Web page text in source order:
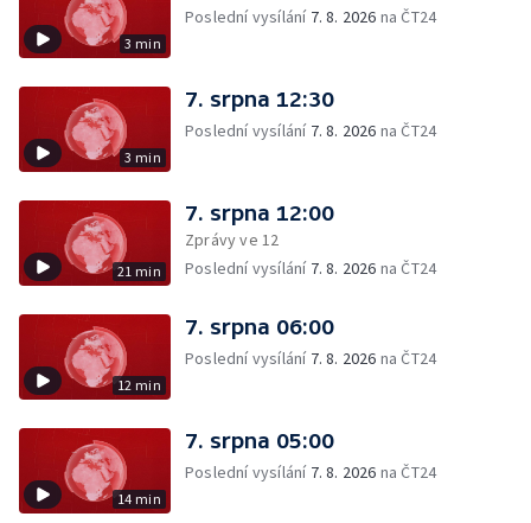
3 min
Poslední vysílání 7. 8. 2026 na ČT24
3 min
7. srpna 12:30
Poslední vysílání 7. 8. 2026 na ČT24
21 min
7. srpna 12:00
Zprávy ve 12
Poslední vysílání 7. 8. 2026 na ČT24
12 min
7. srpna 06:00
Poslední vysílání 7. 8. 2026 na ČT24
14 min
7. srpna 05:00
Poslední vysílání 7. 8. 2026 na ČT24